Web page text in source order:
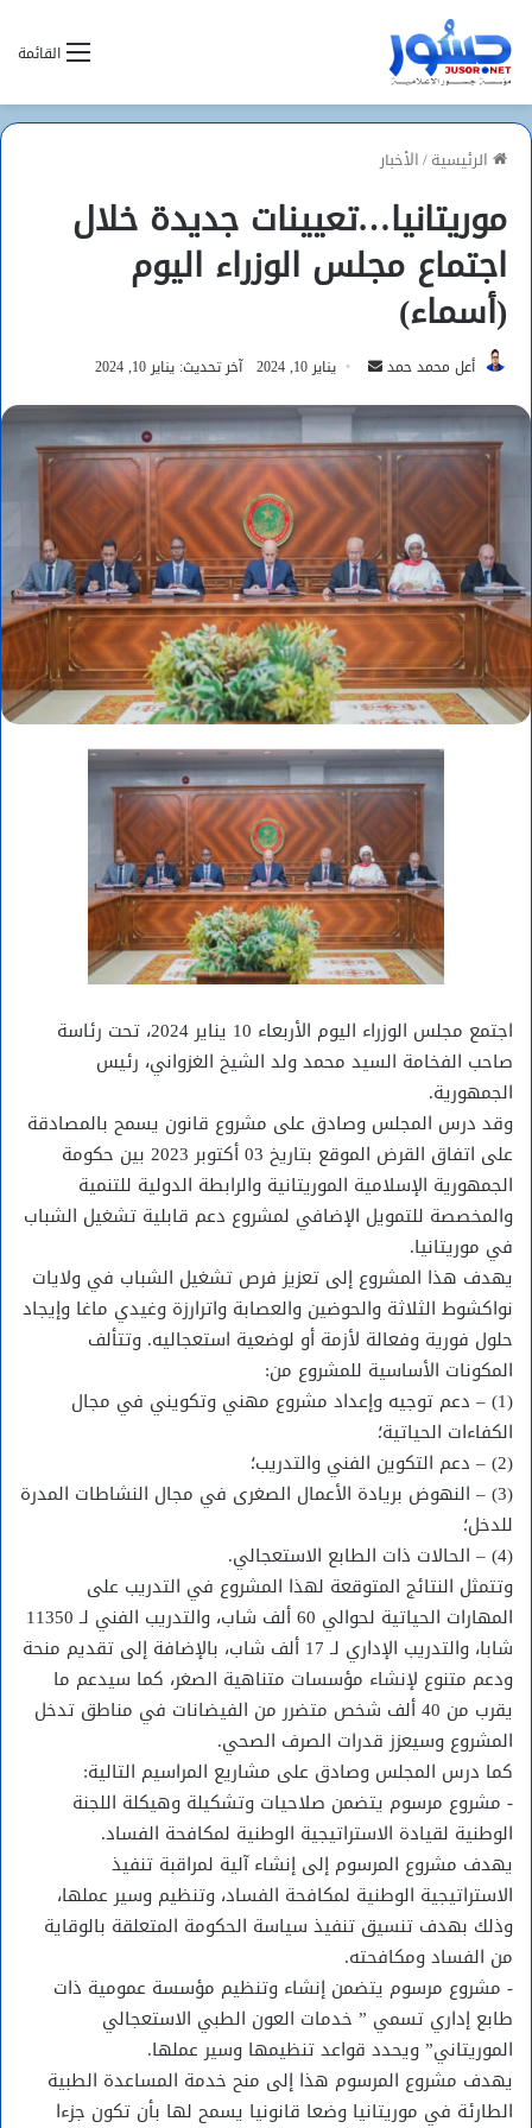
القائمة
الرئيسية/الأخبار
موريتانيا…تعيينات جديدة خلال
اجتماع مجلس الوزراء اليوم
(أسماء)
أعل محمد حمد
أرسل
إلكترونيا
يناير 10, 2024 آخر تحديث: يناير 10, 2024
اجتمع مجلس الوزراء اليوم الأربعاء 10 يناير 2024، تحت رئاسة
صاحب الفخامة السيد محمد ولد الشيخ الغزواني، رئيس
الجمهورية.
وقد درس المجلس وصادق على مشروع قانون يسمح بالمصادقة
على اتفاق القرض الموقع بتاريخ 03 أكتوبر 2023 بين حكومة
الجمهورية الإسلامية الموريتانية والرابطة الدولية للتنمية
والمخصصة للتمويل الإضافي لمشروع دعم قابلية تشغيل الشباب
في موريتانيا.
يهدف هذا المشروع إلى تعزيز فرص تشغيل الشباب في ولايات
نواكشوط الثلاثة والحوضين والعصابة واترارزة وغيدي ماغا وإيجاد
حلول فورية وفعالة لأزمة أو لوضعية استعجاليه. وتتألف
المكونات الأساسية للمشروع من:
(1) – دعم توجيه وإعداد مشروع مهني وتكويني في مجال
الكفاءات الحياتية؛
(2) – دعم التكوين الفني والتدريب؛
(3) – النهوض بريادة الأعمال الصغرى في مجال النشاطات المدرة
للدخل؛
(4) – الحالات ذات الطابع الاستعجالي.
وتتمثل النتائج المتوقعة لهذا المشروع في التدريب على
المهارات الحياتية لحوالي 60 ألف شاب، والتدريب الفني لـ 11350
شابا، والتدريب الإداري لـ 17 ألف شاب، بالإضافة إلى تقديم منحة
ودعم متنوع لإنشاء مؤسسات متناهية الصغر، كما سيدعم ما
يقرب من 40 ألف شخص متضرر من الفيضانات في مناطق تدخل
المشروع وسيعزز قدرات الصرف الصحي.
كما درس المجلس وصادق على مشاريع المراسيم التالية:
‐ مشروع مرسوم يتضمن صلاحيات وتشكيلة وهيكلة اللجنة
الوطنية لقيادة الاستراتيجية الوطنية لمكافحة الفساد.
يهدف مشروع المرسوم إلى إنشاء آلية لمراقبة تنفيذ
الاستراتيجية الوطنية لمكافحة الفساد، وتنظيم وسير عملها،
وذلك بهدف تنسيق تنفيذ سياسة الحكومة المتعلقة بالوقاية
من الفساد ومكافحته.
‐ مشروع مرسوم يتضمن إنشاء وتنظيم مؤسسة عمومية ذات
طابع إداري تسمي ” خدمات العون الطبي الاستعجالي
الموريتاني” ويحدد قواعد تنظيمها وسير عملها.
يهدف مشروع المرسوم هذا إلى منح خدمة المساعدة الطبية
الطارئة في موريتانيا وضعا قانونيا يسمح لها بأن تكون جزءا